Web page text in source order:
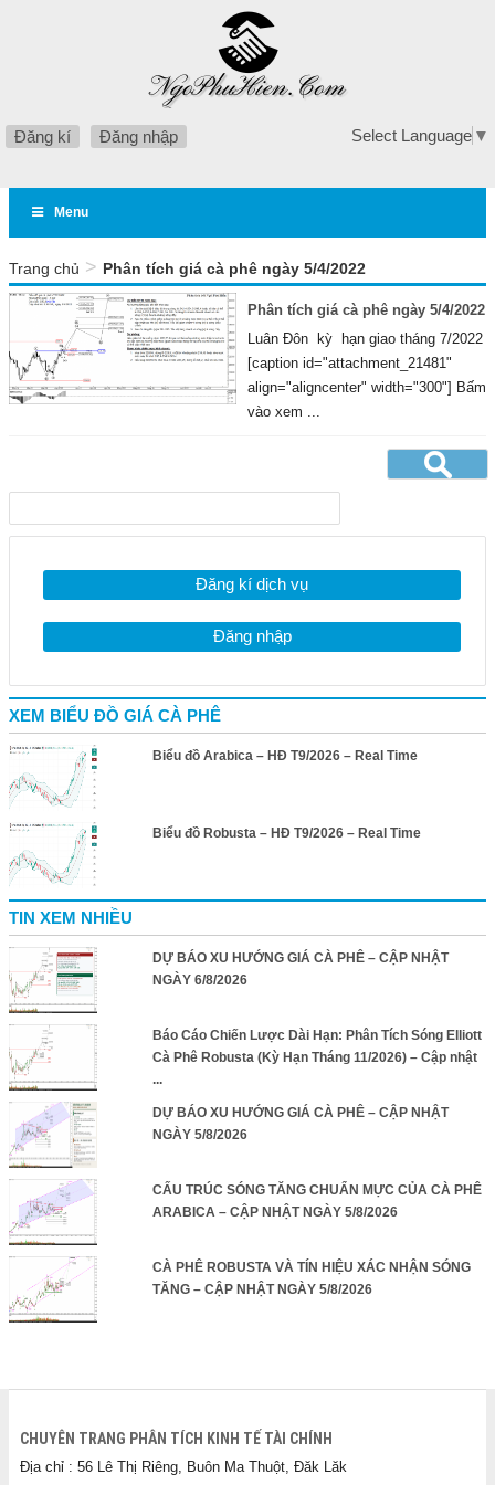
Đăng kí Đăng nhập Select Language ▼
Menu
Trang chủ > Phân tích giá cà phê ngày 5/4/2022
Phân tích giá cà phê ngày 5/4/2022
Luân Đôn kỳ hạn giao tháng 7/2022
[caption id="attachment_21481"
align="aligncenter" width="300"] Bấm
vào xem ...
Đăng kí dịch vụ
Đăng nhập
XEM BIỂU ĐỒ GIÁ CÀ PHÊ
Biểu đồ Arabica – HĐ T9/2026 – Real Time
Biểu đồ Robusta – HĐ T9/2026 – Real Time
TIN XEM NHIỀU
DỰ BÁO XU HƯỚNG GIÁ CÀ PHÊ – CẬP NHẬT
NGÀY 6/8/2026
Báo Cáo Chiến Lược Dài Hạn: Phân Tích Sóng Elliott
Cà Phê Robusta (Kỳ Hạn Tháng 11/2026) – Cập nhật
...
DỰ BÁO XU HƯỚNG GIÁ CÀ PHÊ – CẬP NHẬT
NGÀY 5/8/2026
CẤU TRÚC SÓNG TĂNG CHUẨN MỰC CỦA CÀ PHÊ
ARABICA – CẬP NHẬT NGÀY 5/8/2026
CÀ PHÊ ROBUSTA VÀ TÍN HIỆU XÁC NHẬN SÓNG
TĂNG – CẬP NHẬT NGÀY 5/8/2026
CHUYÊN TRANG PHÂN TÍCH KINH TẾ TÀI CHÍNH
Địa chỉ : 56 Lê Thị Riêng, Buôn Ma Thuột, Đăk Lăk